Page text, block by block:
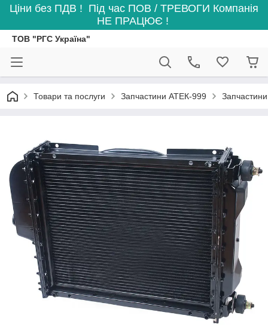
Ціни без ПДВ ! Під час ПОВ / ТРЕВОГИ Компанія
НЕ ПРАЦЮЄ !
ТОВ "РГС Україна"
Товари та послуги Запчастини АТЕК-999